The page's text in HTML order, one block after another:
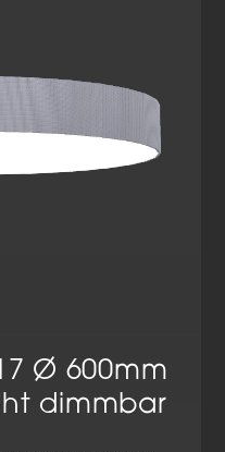
Ø 600mm
dimmbar